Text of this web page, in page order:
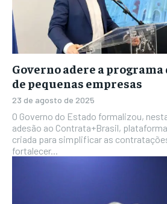
Governo adere a
de pequenas empresas
23 de agosto de 2025
O Governo do Estado formalizou,
adesão ao Contrata+Brasil,
criada para simplificar as
fortalecer...